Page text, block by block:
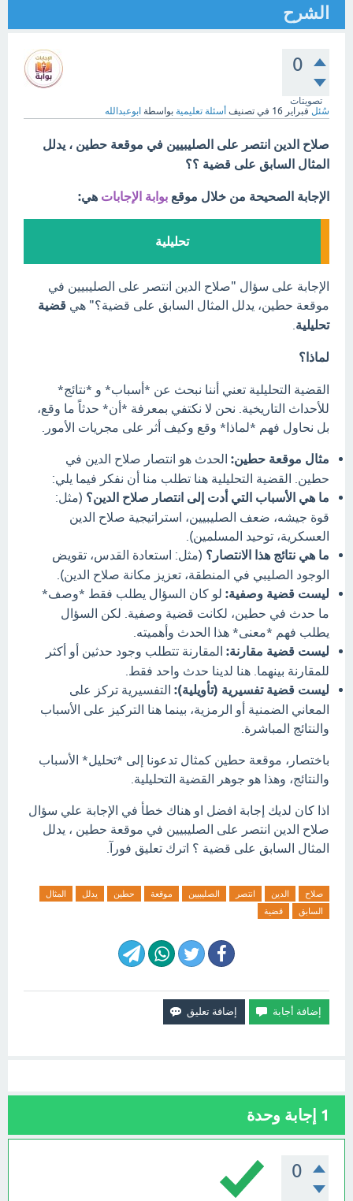
الشرح
0
تصويتات
سُئل فبراير 16 في تصنيف أسئلة تعليمية بواسطة ابوعبدالله
صلاح الدين انتصر على الصليبيين في موقعة حطين ، يدلل
المثال السابق على قضية ؟؟
الإجابة الصحيحة من خلال موقع بوابة الإجابات هي:
تحليلية
الإجابة على سؤال "صلاح الدين انتصر على الصليبيين في
موقعة حطين، يدلل المثال السابق على قضية؟" هي قضية
تحليلية
لماذا؟
القضية التحليلية تعني أننا نبحث عن *أسباب* و *نتائج*
للأحداث التاريخية. نحن لا نكتفي بمعرفة *أن* حدثاً ما وقع،
بل نحاول فهم *لماذا* وقع وكيف أثر على مجريات الأمور.
مثال موقعة حطين: الحدث هو انتصار صلاح الدين في
حطين. القضية التحليلية هنا تطلب منا أن نفكر فيما يلي:
ما هي الأسباب التي أدت إلى انتصار صلاح الدين؟ (مثل:
قوة جيشه، ضعف الصليبيين، استراتيجية صلاح الدين
العسكرية، توحيد المسلمين).
ما هي نتائج هذا الانتصار؟ (مثل: استعادة القدس، تقويض
الوجود الصليبي في المنطقة، تعزيز مكانة صلاح الدين).
ليست قضية وصفية: لو كان السؤال يطلب فقط *وصف*
ما حدث في حطين، لكانت قضية وصفية. لكن السؤال
يطلب فهم *معنى* هذا الحدث وأهميته.
ليست قضية مقارنة: المقارنة تتطلب وجود حدثين أو أكثر
للمقارنة بينهما. هنا لدينا حدث واحد فقط.
ليست قضية تفسيرية (تأويلية): التفسيرية تركز على
المعاني الضمنية أو الرمزية، بينما هنا التركيز على الأسباب
والنتائج المباشرة.
باختصار، موقعة حطين كمثال تدعونا إلى *تحليل* الأسباب
والنتائج، وهذا هو جوهر القضية التحليلية.
اذا كان لديك إجابة افضل او هناك خطأ في الإجابة علي سؤال
صلاح الدين انتصر على الصليبيين في موقعة حطين ، يدلل
المثال السابق على قضية ؟ اترك تعليق فورآ.
صلاح الدين انتصر الصليبيين موقعة حطين يدلل
المثال
السابق
قضية
1 إجابة وحدة
0